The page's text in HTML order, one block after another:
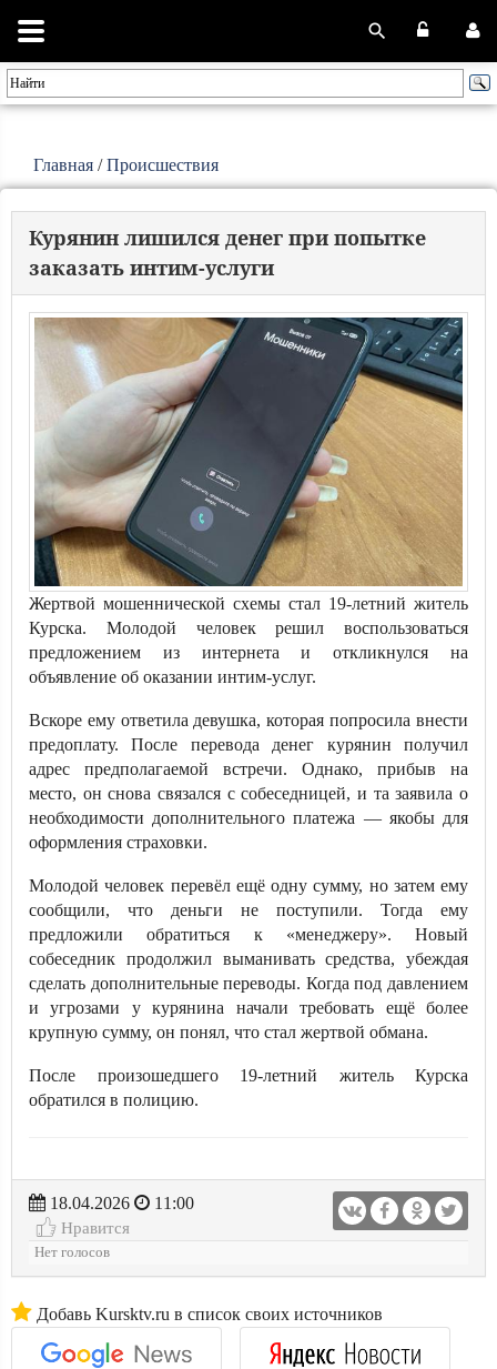
Главная /Происшествия
Курянин лишился денег при попытке
заказать интим-услуги
Жертвой мошеннической схемы стал 19-летний житель
Курска. Молодой человек решил воспользоваться
предложением из интернета и откликнулся на
объявление об оказании интим-услуг.
Вскоре ему ответила девушка, которая попросила внести
предоплату. После перевода денег курянин получил
адрес предполагаемой встречи. Однако, прибыв на
место, он снова связался с собеседницей, и та заявила о
необходимости дополнительного платежа — якобы для
оформления страховки.
Молодой человек перевёл ещё одну сумму, но затем ему
сообщили, что деньги не поступили. Тогда ему
предложили обратиться к «менеджеру». Новый
собеседник продолжил выманивать средства, убеждая
сделать дополнительные переводы. Когда под давлением
и угрозами у курянина начали требовать ещё более
крупную сумму, он понял, что стал жертвой обмана.
После произошедшего 19-летний житель Курска
обратился в полицию.
18.04.2026
11:00
Нравится
Нет голосов
Добавь Kursktv.ru в список своих источников